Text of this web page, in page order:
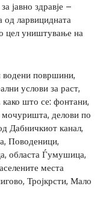
јавно здравје –
од ларвицидната
цел уништување на
водени површини,
услови за раст,
што се: фонтани,
мочуришта, делови по
Дабничкиот канал,
Поводеници,
областа Ѓумушица,
места
Тројкрсти, Мало